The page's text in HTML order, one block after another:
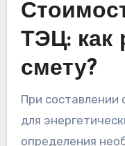
ТЭЦ: как
смету?
При
для
определения